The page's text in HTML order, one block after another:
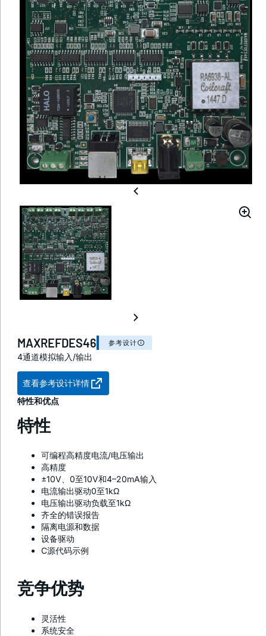
MAXREFDES46 参考设计
4通道模拟输入/输出
查看参考设计详情
特性和优点
特性
可编程高精度电流/电压输出
高精度
±10V、0至10V和4–20mA输入
电流输出驱动0至1kΩ
电压输出驱动负载至1kΩ
齐全的错误报告
隔离电源和数据
设备驱动
C源代码示例
竞争优势
灵活性
系统安全